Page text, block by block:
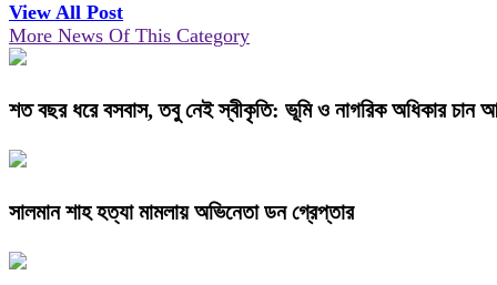
View All Post
More News Of This Category
শত বছর ধরে বসবাস, তবু নেই স্বীকৃতি: ভূমি ও নাগরিক অধিকার চান
সালমান শাহ হত্যা মামলায় অভিনেতা ডন গ্রেপ্তার